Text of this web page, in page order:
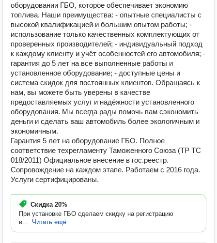
оборудовании ГБО, которое обеспечивает экономию
топлива. Наши преимущества: - опытные специалисты с
высокой квалификацией и большим опытом работы; -
использование только качественных комплектующих от
проверенных производителей; - индивидуальный подход
к каждому клиенту и учёт особенностей его автомобиля; -
гарантия до 5 лет на все выполненные работы и
установленное оборудование; - доступные цены и
система скидок для постоянных клиентов. Обращаясь к
нам, вы можете быть уверены в качестве
предоставляемых услуг и надёжности установленного
оборудования. Мы всегда рады помочь вам сэкономить
деньги и сделать ваш автомобиль более экологичным и
экономичным.
Гарантия 5 лет на оборудование ГБО. Полное
соответствие техрегламенту Таможенного Союза (ТР ТС
018/2011) Официальное внесение в гос.реестр.
Сопровождение на каждом этапе. Работаем с 2016 года.
Услуги сертифицированы.
Скидка 20%
При установке ГБО сделаем скидку на регистрацию
в...
Читать ещё